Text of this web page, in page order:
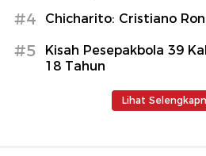
#4 Chicharito: Cristiano
#5
Kisah Pesepakbola 39
18 Tahun
Lihat